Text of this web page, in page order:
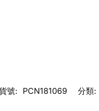
號: PCN181069 分類: